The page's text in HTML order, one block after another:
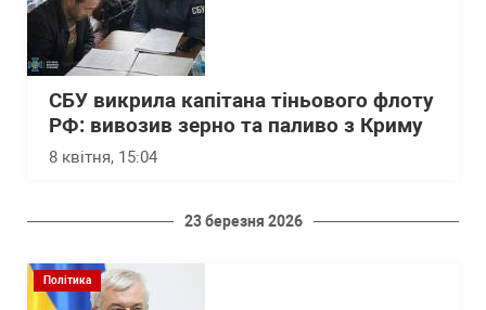
СБУ викрила капітана тіньового флоту
РФ: вивозив зерно та паливо з Криму
8 квітня, 15:04
23 березня 2026
Політика